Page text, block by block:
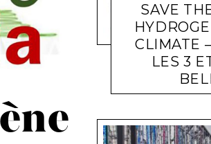
SAVE
CLIMATE
LES 3
ACTUALITÉ